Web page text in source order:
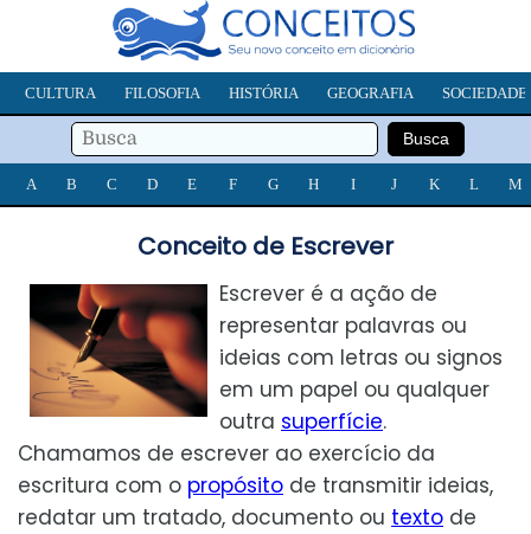
CULTURA FILOSOFIA HISTÓRIA GEOGRAFIA SOCIEDADE
A B C D E F G H I J K L M
Conceito de Escrever
Escrever é a ação de
representar palavras ou
ideias com letras ou signos
em um papel ou qualquer
outra superfície.
Chamamos de escrever ao exercício da
escritura com o propósito de transmitir ideias,
redatar um tratado, documento ou texto de